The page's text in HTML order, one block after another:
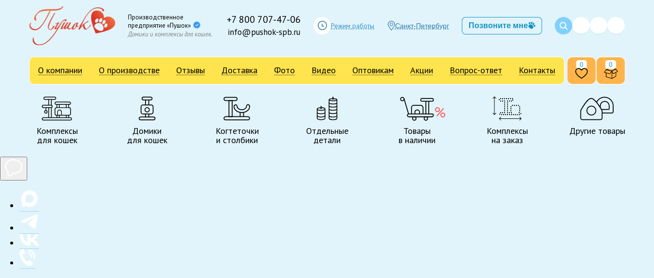
Производственное
предприятие «Пушок»
Домики и комплексы для кошек.
+7 800 707-47-06
info@pushok-spb.ru
Режим работы Санкт-Петербург Позвоните мне
О компании О производстве Отзывы Доставка Фото Видео Оптовикам Акции Вопрос-ответ Контакты 0 0
Комплексы
для кошек
Домики
для кошек
Когтеточки
и столбики
Отдельные
детали
Товары
в наличии
Комплексы
на заказ
Другие товары